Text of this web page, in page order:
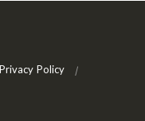
Privacy Policy